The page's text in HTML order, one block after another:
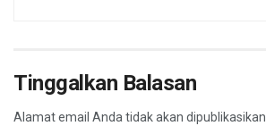
Tinggalkan Balasan
Alamat email Anda tidak akan dipublikasikan.